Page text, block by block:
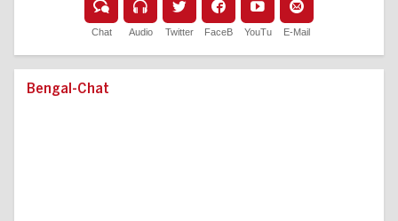
Chat Audio Twitter FaceB YouTu E-Mail
Bengal-Chat